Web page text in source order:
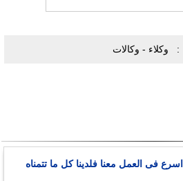
وكلاء - وكالات
اسرع فى العمل معنا فلدينا كل ما تتمناه